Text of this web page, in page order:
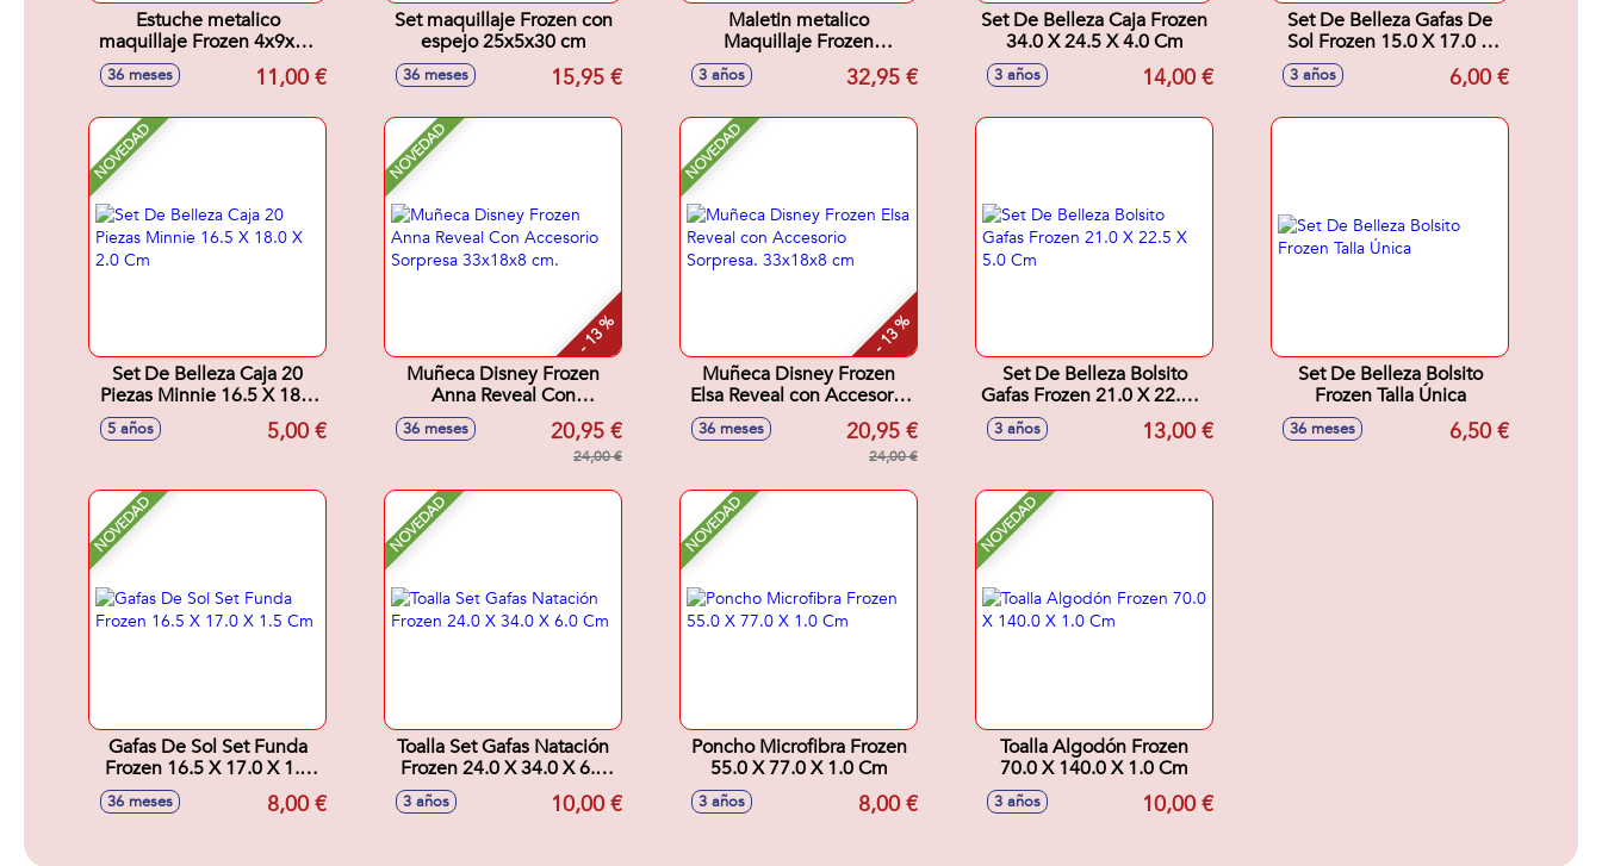
Estuche metalico
maquillaje Frozen 4x9x22
36 meses 11,00 €
Set maquillaje Frozen con
espejo 25x5x30 cm
36 meses 15,95 €
Maletin metalico
Maquillaje Frozen
25x19,5x8,7 cm
3 años 32,95 €
Set De Belleza Caja Frozen
34.0 X 24.5 X 4.0 Cm
3 años 14,00 €
Set De Belleza Gafas De
Sol Frozen 15.0 X 17.0 X
3 años 6,00 €
NOVEDAD
Set De Belleza Caja 20
Piezas Minnie 16.5 X 18.0
5 años 5,00 €
NOVEDAD
- 13 %
Muñeca Disney Frozen
Anna Reveal Con
Accesorio Sorpresa
33x18x8 cm.
36 meses 20,95 €
24,00 €
NOVEDAD
- 13 %
Muñeca Disney Frozen
Elsa Reveal con Accesorio
Sorpresa. 33x18x8 cm
36 meses 20,95 €
24,00 €
Set De Belleza Bolsito
Gafas Frozen 21.0 X 22.5 X
3 años 13,00 €
Set De Belleza Bolsito
Frozen Talla Única
36 meses 6,50 €
NOVEDAD
Gafas De Sol Set Funda
Frozen 16.5 X 17.0 X 1.5
36 meses 8,00 €
NOVEDAD
Toalla Set Gafas Natación
Frozen 24.0 X 34.0 X 6.0
3 años 10,00 €
NOVEDAD
Poncho Microfibra Frozen
55.0 X 77.0 X 1.0 Cm
3 años 8,00 €
NOVEDAD
Toalla Algodón Frozen
70.0 X 140.0 X 1.0 Cm
3 años 10,00 €